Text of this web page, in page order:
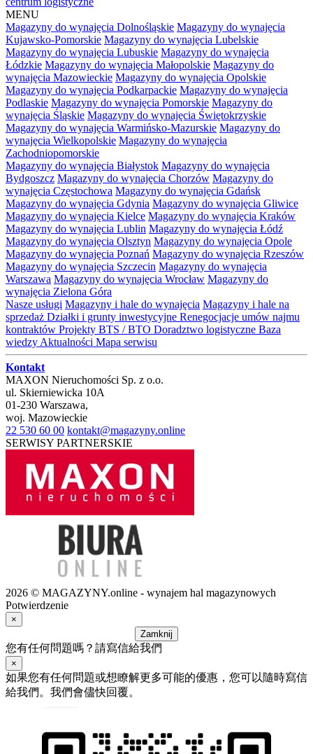
MENU
Magazyny do wynajęcia Dolnośląskie Magazyny do wynajęcia
Kujawsko-Pomorskie Magazyny do wynajęcia Lubelskie
Magazyny do wynajęcia Lubuskie Magazyny do wynajęcia
Łódzkie Magazyny do wynajęcia Małopolskie Magazyny do
wynajęcia Mazowieckie Magazyny do wynajęcia Opolskie
Magazyny do wynajęcia Podkarpackie Magazyny do wynajęcia
Podlaskie Magazyny do wynajęcia Pomorskie Magazyny do
wynajęcia Śląskie Magazyny do wynajęcia Świętokrzyskie
Magazyny do wynajęcia Warmińsko-Mazurskie Magazyny do
wynajęcia Wielkopolskie Magazyny do wynajęcia
Zachodniopomorskie
Magazyny do wynajęcia Białystok Magazyny do wynajęcia
Bydgoszcz Magazyny do wynajęcia Chorzów Magazyny do
wynajęcia Częstochowa Magazyny do wynajęcia Gdańsk
Magazyny do wynajęcia Gdynia Magazyny do wynajęcia Gliwice
Magazyny do wynajęcia Kielce Magazyny do wynajęcia Kraków
Magazyny do wynajęcia Lublin Magazyny do wynajęcia Łódź
Magazyny do wynajęcia Olsztyn Magazyny do wynajęcia Opole
Magazyny do wynajęcia Poznań Magazyny do wynajęcia Rzeszów
Magazyny do wynajęcia Szczecin Magazyny do wynajęcia
Warszawa Magazyny do wynajęcia Wrocław Magazyny do
wynajęcia Zielona Góra
Nasze usługi Magazyny i hale do wynajęcia Magazyny i hale na
sprzedaż Działki i grunty inwestycyjne Renegocjacje umów najmu
kontraktów Projekty BTS / BTO Doradztwo logistyczne Baza
wiedzy Aktualności Mapa serwisu
Kontakt
MAXON Nieruchomości Sp. z o.o.
ul. Skierniewicka 10A
01-230 Warszawa,
woj. Mazowieckie
22 530 60 00 kontakt@magazyny.online
SERWISY PARTNERSKIE
2026 © MAGAZYNY.online - wynajem hal magazynowych
Potwierdzenie
×
Zamknij
您有任何問題嗎？請寫信給我們
×
如果您有任何問題或想瞭解更多可能的優惠，您可以隨時寫信
給我們。我們會儘快回覆。